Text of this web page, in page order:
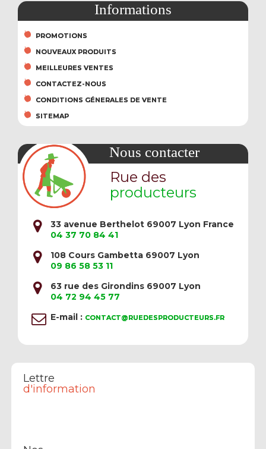
Informations
PROMOTIONS
NOUVEAUX PRODUITS
MEILLEURES VENTES
CONTACTEZ-NOUS
CONDITIONS GÉNERALES DE VENTE
SITEMAP
Nous contacter
Rue des
producteurs
33 avenue Berthelot 69007 Lyon France
04 37 70 84 41
108 Cours Gambetta 69007 Lyon
09 86 58 53 11
63 rue des Girondins 69007 Lyon
04 72 94 45 77
E-mail : CONTACT@RUEDESPRODUCTEURS.FR
Lettre
d'information